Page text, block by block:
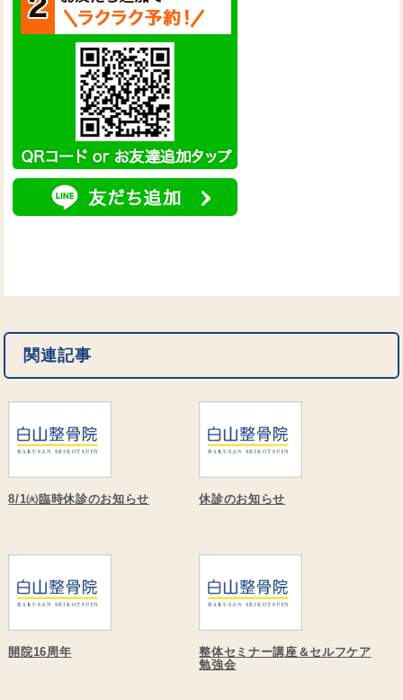
関連記事
8/1㈫臨時休診のお知らせ 休診のお知らせ
開院16周年
整体セミナー講座＆セルフケア
勉強会